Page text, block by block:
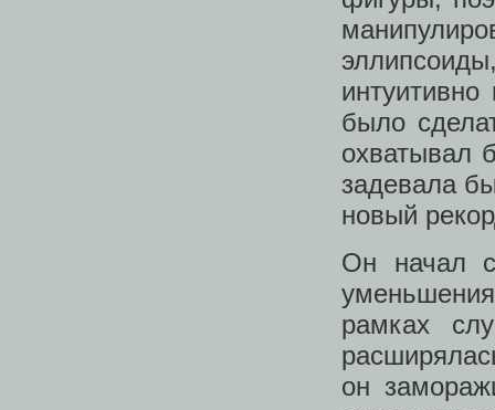
было
охватывал
задевала
новый
Он начал
рамках
он